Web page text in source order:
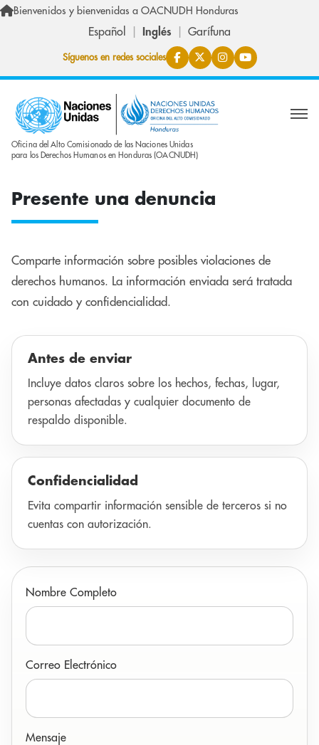
Skip to main content
Bienvenidos y bienvenidas a OACNUDH Honduras
Español Inglés Garífuna
Síguenos en redes sociales
Oficina del Alto Comisionado de las Naciones Unidas
para los Derechos Humanos en Honduras (OACNUDH)
Presente una denuncia
Comparte información sobre posibles violaciones de
derechos humanos. La información enviada será tratada
con cuidado y confidencialidad.
Antes de enviar
Incluye datos claros sobre los hechos, fechas, lugar,
personas afectadas y cualquier documento de
respaldo disponible.
Confidencialidad
Evita compartir información sensible de terceros si no
cuentas con autorización.
Nombre Completo
Correo Electrónico
Mensaje